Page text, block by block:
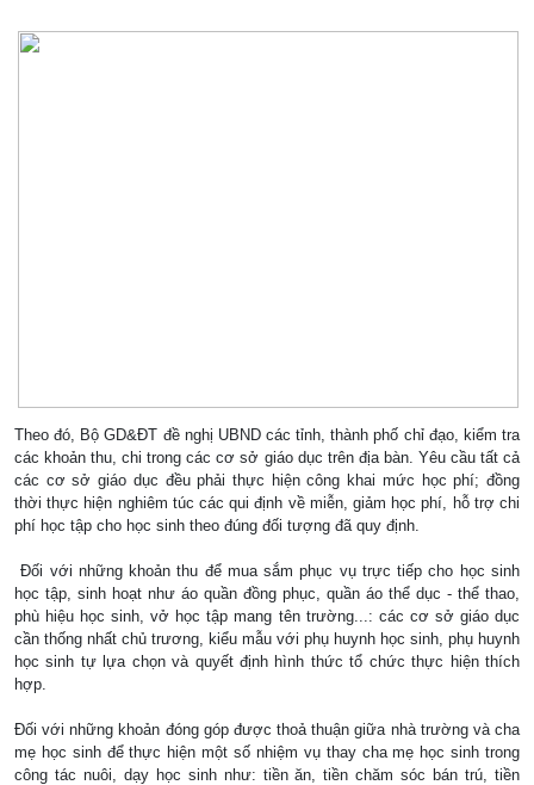
Theo đó, Bộ GD&ĐT đề nghị UBND các tỉnh, thành phố chỉ đạo, kiểm tra
các khoản thu, chi trong các cơ sở giáo dục trên địa bàn. Yêu cầu tất cả
các cơ sở giáo dục đều phải thực hiện công khai mức học phí; đồng
thời thực hiện nghiêm túc các qui định về miễn, giảm học phí, hỗ trợ chi
phí học tập cho học sinh theo đúng đối tượng đã quy định.
Đối với những khoản thu để mua sắm phục vụ trực tiếp cho học sinh
học tập, sinh hoạt như áo quần đồng phục, quần áo thể dục - thể thao,
phù hiệu học sinh, vở học tập mang tên trường...: các cơ sở giáo dục
cần thống nhất chủ trương, kiểu mẫu với phụ huynh học sinh, phụ huynh
học sinh tự lựa chọn và quyết định hình thức tổ chức thực hiện thích
hợp.
Đối với những khoản đóng góp được thoả thuận giữa nhà trường và cha
mẹ học sinh để thực hiện một số nhiệm vụ thay cha mẹ học sinh trong
công tác nuôi, dạy học sinh như: tiền ăn, tiền chăm sóc bán trú, tiền